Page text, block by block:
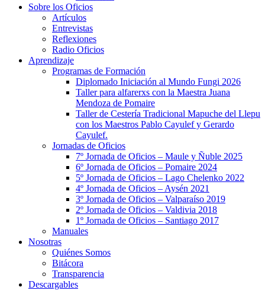
Sobre los Oficios
Artículos
Entrevistas
Reflexiones
Radio Oficios
Aprendizaje
Programas de Formación
Diplomado Iniciación al Mundo Fungi 2026
Taller para alfarerxs con la Maestra Juana
Mendoza de Pomaire
Taller de Cestería Tradicional Mapuche del Llepu
con los Maestros Pablo Cayulef y Gerardo
Cayulef.
Jornadas de Oficios
7º Jornada de Oficios – Maule y Ñuble 2025
6º Jornada de Oficios – Pomaire 2024
5º Jornada de Oficios – Lago Chelenko 2022
4º Jornada de Oficios – Aysén 2021
3º Jornada de Oficios – Valparaíso 2019
2º Jornada de Oficios – Valdivia 2018
1º Jornada de Oficios – Santiago 2017
Manuales
Nosotras
Quiénes Somos
Bitácora
Transparencia
Descargables